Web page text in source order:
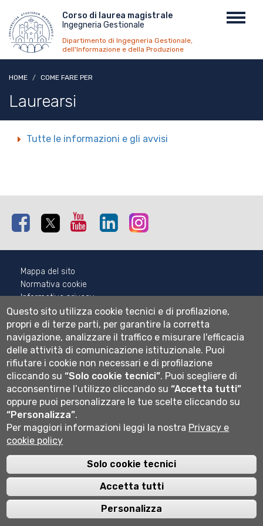
contenuto
principale
Menu
top
Corso di laurea magistrale
Ingegneria Gestionale
Dipartimento di Ingegneria Gestionale,
dell'Informazione e della Produzione
HOME COME FARE PER
Laurearsi
Tutte le informazioni e gli avvisi
Facebook Twitter Youtube Linkedin
Mappa del sito
Normativa cookie
Informativa privacy
Cookie settings
Wi-fi
Webmail
Università degli studi di Bergamo
via Salvecchio 19
Cod. Fiscale 80004350163
P.IVA 01612800167
Questo sito utilizza cookie tecnici e di profilazione,
propri e di terze parti, per garantire la corretta
navigazione, analizzare il traffico e misurare l'efficacia
delle attività di comunicazione istituzionale. Puoi
rifiutare i cookie non necessari e di profilazione
cliccando su“Solo cookie tecnici”. Puoi scegliere di
acconsentirne l’utilizzo cliccando su“Accetta tutti”
oppure puoi personalizzare le tue scelte cliccando su
“Personalizza”.
Per maggiori informazioni leggi la nostra Privacy e
cookie policy
Solo cookie tecnici
Accetta tutti
Personalizza